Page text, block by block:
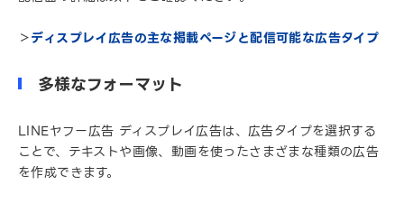
＞ディスプレイ広告の主な掲載ページと配信可能な広告タイプ
多様なフォーマット
LINEヤフー広告 ディスプレイ広告は、広告タイプを選択する
ことで、テキストや画像、動画を使ったさまざまな種類の広告
を作成できます。